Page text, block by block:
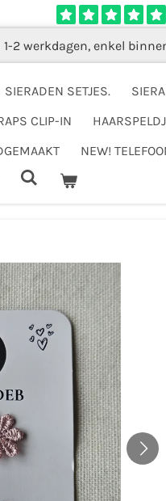
2 werkdagen, enkel
SIERADEN SETJES.
CLIP-IN
NEW!